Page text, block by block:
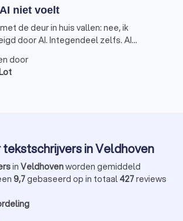
niet voelt
de deur in huis vallen: nee, ik
door AI. Integendeel zelfs. AI
geworden in mijn werk als
vervanger. Dat is een belangrijk
voor mij en voor veel collega’s
door
tekstschrijvers in Veldhoven
in Veldhovenworden gemiddeld
9,7gebaseerd op in totaal427reviews